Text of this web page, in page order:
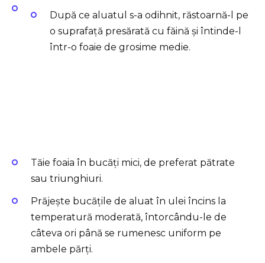
După ce aluatul s-a odihnit, răstoarnă-l pe
o suprafață presărată cu făină și întinde-l
într-o foaie de grosime medie.
Tăie foaia în bucăți mici, de preferat pătrate
sau triunghiuri.
Prăjește bucățile de aluat în ulei încins la
temperatură moderată, întorcându-le de
câteva ori până se rumenesc uniform pe
ambele părți.